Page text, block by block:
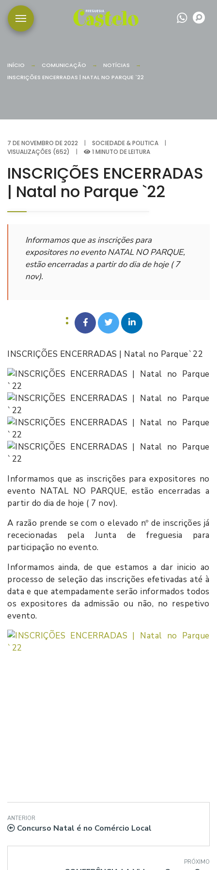
INÍCIO COMUNICAÇÃO
NOTÍCIAS
INSCRIÇÕES ENCERRADAS | NATAL NO PARQUE `22
7 DE NOVEMBRO DE 2022 | SOCIEDADE & POLITICA
|
VISUALIZAÇÕES (652)
| 1 MINUTO DE LEITURA
INSCRIÇÕES ENCERRADAS
| Natal no Parque `22
Informamos que as inscrições para
expositores no evento NATAL NO PARQUE,
estão encerradas a partir do dia de hoje ( 7
nov).
INSCRIÇÕES ENCERRADAS | Natal no Parque`22
Informamos que as inscrições para expositores no
evento NATAL NO PARQUE, estão encerradas a
partir do dia de hoje ( 7 nov).
A razão prende se com o elevado nº de inscrições já
rececionadas pela Junta de freguesia para
participação no evento.
Informamos ainda, de que estamos a dar inicio ao
processo de seleção das inscrições efetivadas até à
data e que atempadamente serão informados todos
os expositores da admissão ou não, no respetivo
evento.
ANTERIOR
Concurso Natal é no Comércio Local
PRÓXIMO